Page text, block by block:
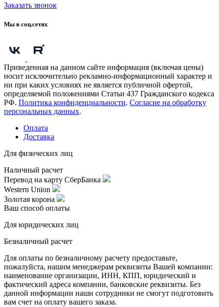
Заказать звонок
Мы в соц.сетях
Приведенная на данном сайте информация (включая цены)
носит исключительно рекламно-информационный характер и
ни при каких условиях не является публичной офертой,
определяемой положениями Статьи 437 Гражданского кодекса
РФ. Политика конфиденциальности. Согласие на обработку
персональных данных.
Оплата
Доставка
Для физических лиц
Наличный расчет
Перевод на карту СберБанка
Western Union
Золотая корона
Ваш способ оплаты
Для юридических лиц
Безналичный расчет
Для оплаты по безналичному расчету предоставьте,
пожалуйста, нашим менеджерам реквизиты Вашей компании:
наименование организации, ИНН, КПП, юридический и
фактический адреса компании, банковские реквизиты. Без
данной информации наши сотрудники не смогут подготовить
вам счет на оплату вашего заказа.